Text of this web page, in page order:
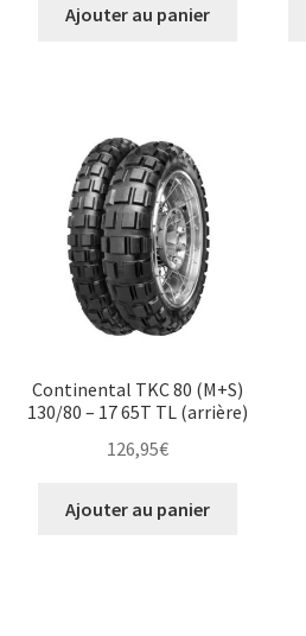
Ajouter au panier
Continental TKC 80 (M+S)
130/80 – 17 65T TL (arrière)
126,95€
Ajouter au panier